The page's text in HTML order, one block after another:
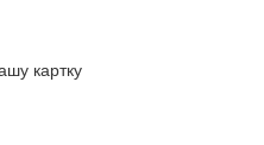
картку